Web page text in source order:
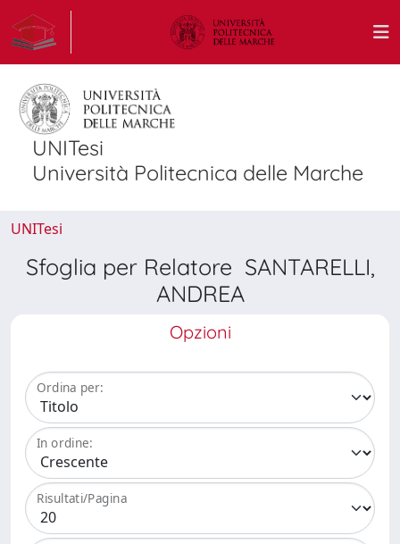
UNITesi
Università Politecnica delle Marche
UNITesi
Sfoglia per Relatore SANTARELLI,
ANDREA
Opzioni
Ordina per:
In ordine:
Risultati/Pagina